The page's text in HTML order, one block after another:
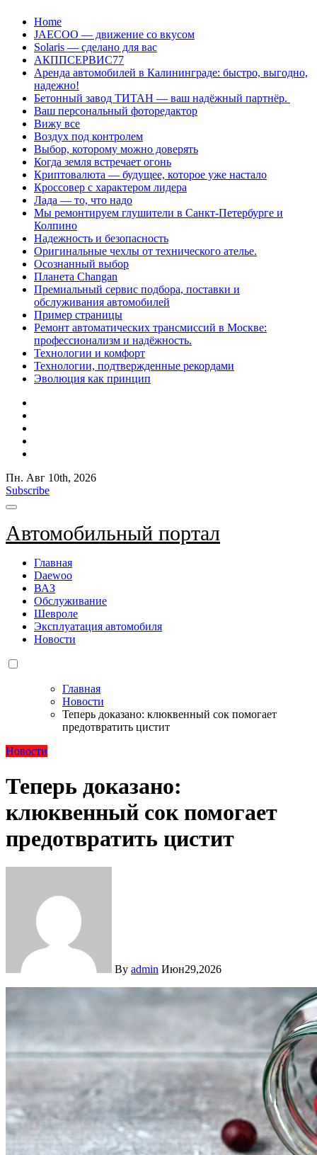
Перейти
содержанию
Home
JAECOO — движение со вкусом
Solaris — сделано для вас
АКППСЕРВИС77
Аренда автомобилей в Калининграде: быстро, выгодно,
надежно!
Бетонный завод ТИТАН — ваш надёжный партнёр.
Ваш персональный фоторедактор
Вижу все
Воздух под контролем
Выбор, которому можно доверять
Когда земля встречает огонь
Криптовалюта — будущее, которое уже настало
Кроссовер с характером лидера
Лада — то, что надо
Мы ремонтируем глушители в Санкт-Петербурге и
Колпино
Надежность и безопасность
Оригинальные чехлы от технического ателье.
Осознанный выбор
Планета Changan
Премиальный сервис подбора, поставки и
обслуживания автомобилей
Пример страницы
Ремонт автоматических трансмиссий в Москве:
профессионализм и надёжность.
Технологии и комфорт
Технологии, подтвержденные рекордами
Эволюция как принцип
Пн. Авг 10th, 2026
Subscribe
Автомобильный портал
Главная
Daewoo
ВАЗ
Обслуживание
Шевроле
Эксплуатация автомобиля
Новости
Главная
Новости
Теперь доказано: клюквенный сок помогает
предотвратить цистит
Новости
Теперь доказано:
клюквенный сок помогает
предотвратить цистит
By admin Июн29,2026